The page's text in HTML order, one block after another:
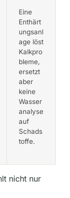
Eine
Enthärt
ungsanl
age löst
Kalkpro
bleme,
ersetzt
aber
keine
Wasser
analyse
auf
Schads
toffe.
nicht nur